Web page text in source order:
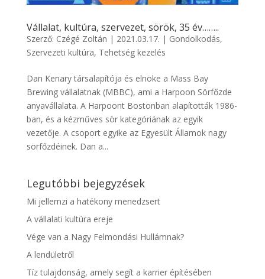
Vállalat, kultúra, szervezet, sörök, 35 év……..
Szerző: Czégé Zoltán | 2021.03.17. | Gondolkodás,
Szervezeti kultúra, Tehetség kezelés
Dan Kenary társalapítója és elnöke a Mass Bay
Brewing vállalatnak (MBBC), ami a Harpoon Sörfőzde
anyavállalata. A Harpoont Bostonban alapították 1986-
ban, és a kézműves sör kategóriának az egyik
vezetője. A csoport egyike az Egyesült Államok nagy
sörfőzdéinek. Dan a...
Legutóbbi bejegyzések
Mi jellemzi a hatékony menedzsert
A vállalati kultúra ereje
Vége van a Nagy Felmondási Hullámnak?
A lendületről
Tíz tulajdonság, amely segít a karrier építésében